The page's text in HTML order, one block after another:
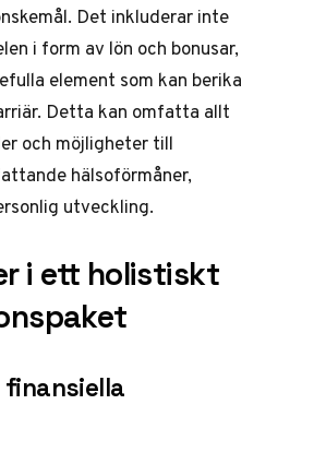
Det inkluderar inte
i form av lön och bonusar,
element som kan berika
Detta kan omfatta allt
och möjligheter till
hälsoförmåner,
utveckling.
i ett holistiskt
finansiella